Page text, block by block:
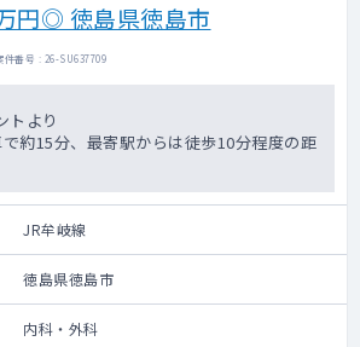
円◎ 徳島県徳島市
番号 : 26-SU637709
トより
約15分、最寄駅からは徒歩10分程度の距
JR牟岐線
徳島県徳島市
内科・外科